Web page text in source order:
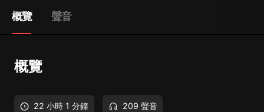
概覽 聲音
概覽
22 小時 1 分鐘 209 聲音